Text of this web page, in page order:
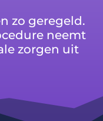
zo geregeld.
neemt
zorgen uit